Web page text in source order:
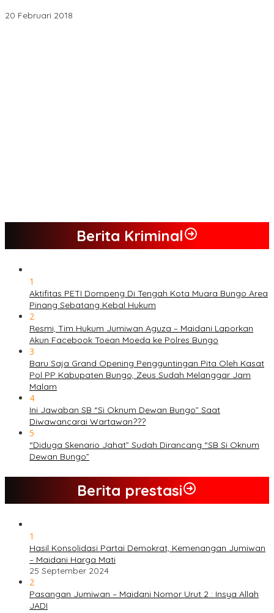
20 Februari 2018
Berita Kriminal
1
Aktifitas PETI Dompeng Di Tengah Kota Muara Bungo Area
Pinang Sebatang Kebal Hukum
2
Resmi, Tim Hukum Jumiwan Aguza – Maidani Laporkan
Akun Facebook Toean Moeda ke Polres Bungo
3
Baru Saja Grand Opening Pengguntingan Pita Oleh Kasat
Pol PP Kabupaten Bungo, Zeus Sudah Melanggar Jam
Malam
4
Ini Jawaban SB “Si Oknum Dewan Bungo” Saat
Diwawancarai Wartawan???
5
“Diduga Skenario Jahat” Sudah Dirancang “SB Si Oknum
Dewan Bungo”
Berita prestasi
1
Hasil Konsolidasi Partai Demokrat, Kemenangan Jumiwan
– Maidani Harga Mati
25 September 2024
2
Pasangan Jumiwan – Maidani Nomor Urut 2 : Insya Allah
JADI